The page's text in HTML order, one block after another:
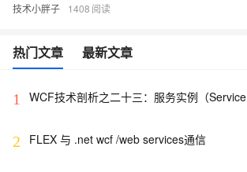
技术小胖子 1408
热门文章 最新文章
1
WCF技术剖析之二十三：服务实例（Service
2 FLEX 与 .net wcf /web services通信